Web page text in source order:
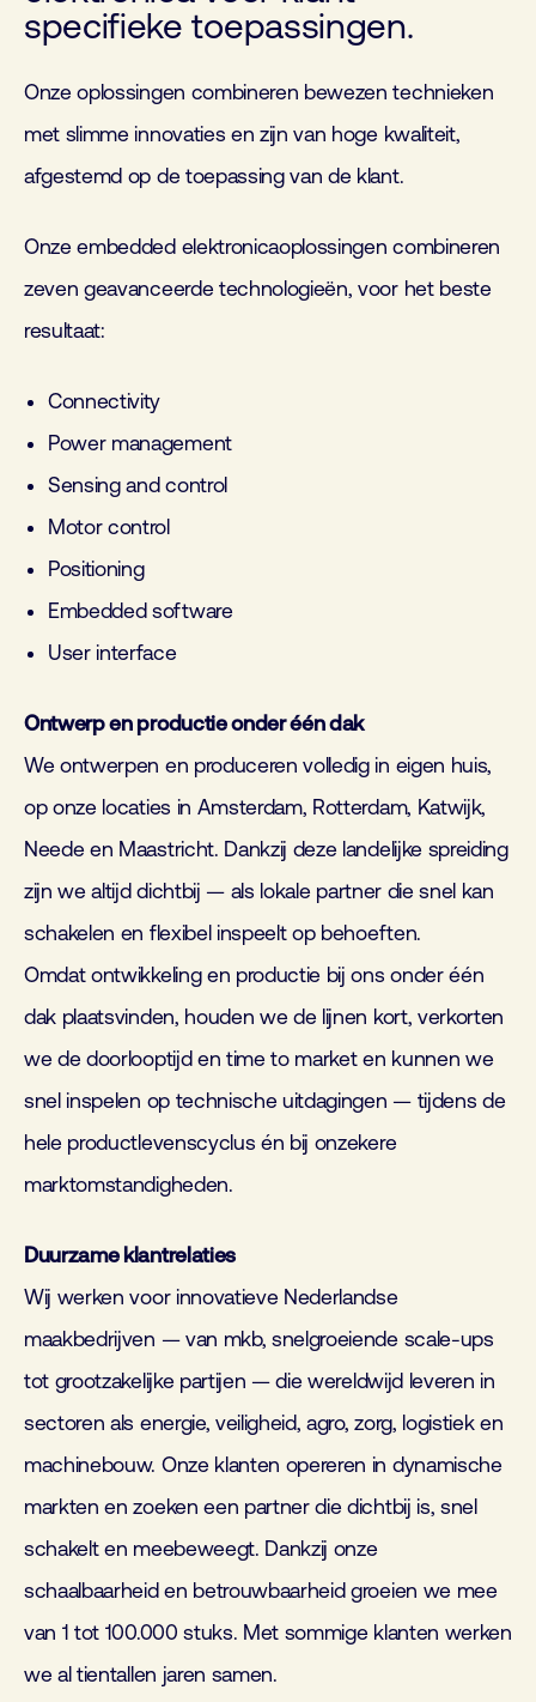
specifieke toepassingen.
Onze oplossingen combineren bewezen technieken
met slimme innovaties en zijn van hoge kwaliteit,
afgestemd op de toepassing van de klant.
Onzeembedded elektronicaoplossingen combineren
zeven geavanceerde technologieën, voor het beste
resultaat:
Connectivity
Power management
Sensing and control
Motor control
Positioning
Embedded software
User interface
Ontwerp en productie onder één dak
We ontwerpen en produceren volledig in eigen huis,
op onze locaties in Amsterdam, Rotterdam, Katwijk,
Neede en Maastricht. Dankzij deze landelijke spreiding
zijn we altijd dichtbij — als lokale partner die snel kan
schakelen en flexibel inspeelt op behoeften.
Omdatontwikkeling en productie bij ons onder één
dak plaatsvinden, houden we de lijnen kort, verkorten
we de doorlooptijd en timetomarket en kunnen we
snel inspelen op technische uitdagingen — tijdens de
hele productlevenscyclus én bij onzekere
marktomstandigheden.
Duurzame klantrelaties
Wij werken voor innovatieve Nederlandse
maakbedrijven — van mkb, snelgroeiende scale-ups
tot grootzakelijke partijen — die wereldwijd leveren in
sectoren als energie, veiligheid, agro, zorg, logistiek en
machinebouw. Onze klanten opereren in dynamische
markten en zoekeneen partner die dichtbij is, snel
schakelt en meebeweegt. Dankzij onze
schaalbaarheid en betrouwbaarheid groeien we mee
van 1 tot 100.000 stuks. Met sommige klanten werken
we al tientallen jaren samen.